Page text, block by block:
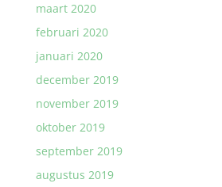
maart 2020
februari 2020
januari 2020
december 2019
november 2019
oktober 2019
september 2019
augustus 2019